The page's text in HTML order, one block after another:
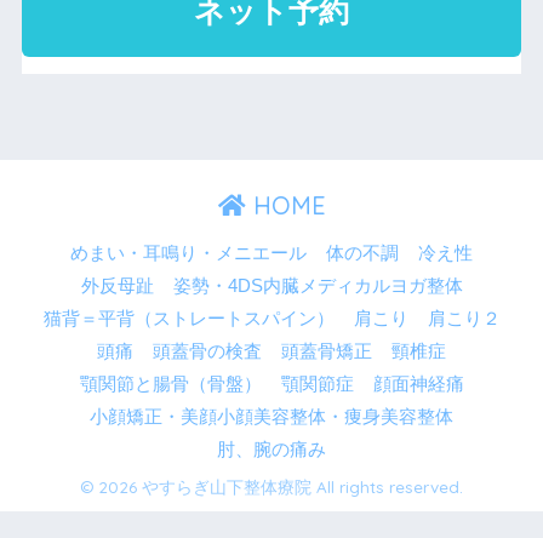
HOME
めまい・耳鳴り・メニエール 体の不調
冷え性
外反母趾
姿勢・4DS内臓メディカルヨガ整体
猫背＝平背（ストレートスパイン）
肩こり
肩こり２
頭痛
頭蓋骨の検査 頭蓋骨矯正
頸椎症
顎関節と腸骨（骨盤）
顎関節症
顔面神経痛
小顔矯正・美顔小顔美容整体・痩身美容整体
肘、腕の痛み
© 2026 やすらぎ山下整体療院 All rights reserved.